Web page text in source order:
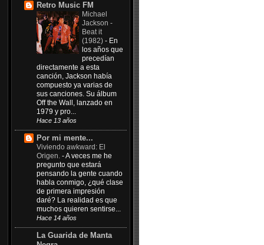
Retro Music FM
Michael
Jackson -
Beat it
(1982) - En
los años que
precedían
directamente a esta
canción, Jackson había
compuesto ya varias de
sus canciones. Su álbum
Off the Wall, lanzado en
1979 y pro...
Hace 13 años
Por mi mente...
Viviendo awkward: El
Origen. -A veces me he
pregunto que estará
pensando la gente cuando
habla conmigo, ¿qué clase
de primera impresión
daré? La realidad es que
muchos quieren sentirse...
Hace 14 años
La Guarida de Manta